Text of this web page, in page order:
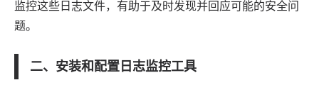
监控这些日志文件，有助于及时发现并回应可能的安全问
题。
二、安装和配置日志监控工具